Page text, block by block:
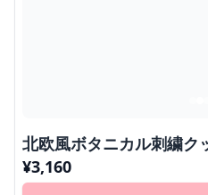
北欧風ボタニカル刺繍ク
¥3,160